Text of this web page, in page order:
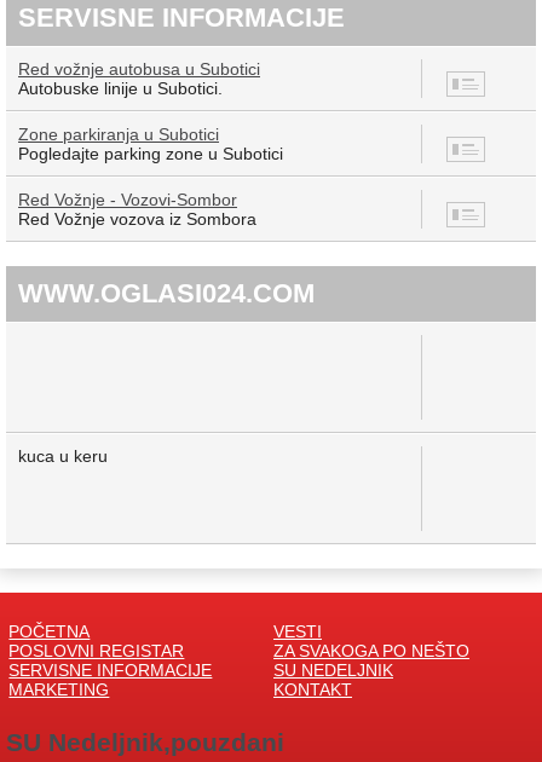
SERVISNE INFORMACIJE
Red vožnje autobusa u Subotici
Autobuske linije u Subotici.
Zone parkiranja u Subotici
Pogledajte parking zone u Subotici7
Red Vožnje - Vozovi-Sombor
Red Vožnje vozova iz Sombora
WWW.OGLASI024.COM
kuca u keru
POČETNA
VESTI
POSLOVNI REGISTAR
ZA SVAKOGA PO NEŠTO
SERVISNE INFORMACIJE
SU NEDELJNIK
MARKETING
KONTAKT
SU Nedeljnik,pouzdani